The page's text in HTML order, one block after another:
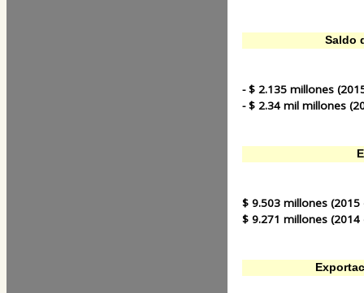
Saldo
- $ 2.135 millones
- $ 2.34 mil millones
$ 9.503 millones (2015
$ 9.271 millones (2014